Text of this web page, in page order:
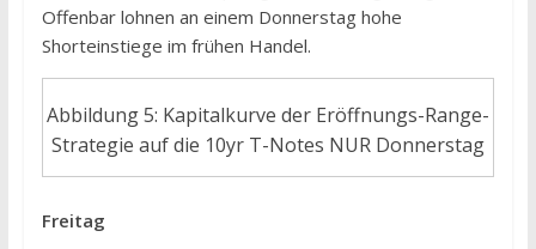
Offenbar lohnen an einem Donnerstag hohe
Shorteinstiege im frühen Handel.
Abbildung 5: Kapitalkurve der Eröffnungs-Range-
Strategie auf die 10yr T-Notes NUR Donnerstag
Freitag